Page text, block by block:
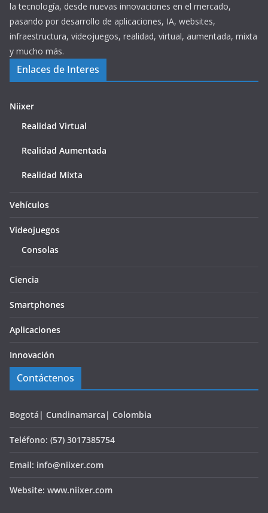
la tecnología, desde nuevas innovaciones en el mercado,
pasando por desarrollo de aplicaciones, IA, websites,
infraestructura, videojuegos, realidad, virtual, aumentada, mixta
y mucho más.
Enlaces de Interes
Niixer
Realidad Virtual
Realidad Aumentada
Realidad Mixta
Vehículos
Videojuegos
Consolas
Ciencia
Smartphones
Aplicaciones
Innovación
Contáctenos
Bogotá| Cundinamarca| Colombia
Teléfono: (57) 3017385754
Email: info@niixer.com
Website: www.niixer.com